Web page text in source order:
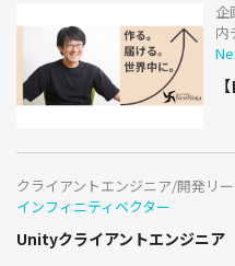
企
内
クライアントエンジニア/開発リ
インフィニティベクター
Unityクライアントエンジニア